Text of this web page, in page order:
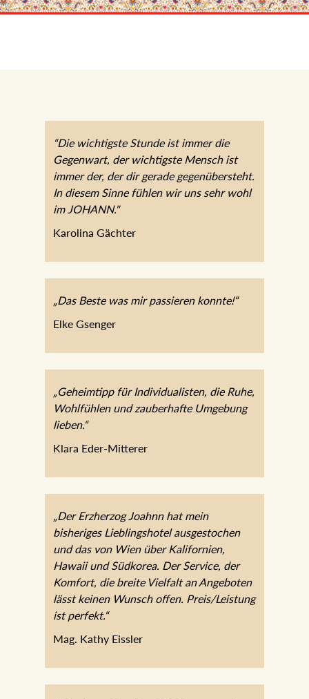
“Die wichtigste Stunde ist immer die
Gegenwart, der wichtigste Mensch ist immer
der, der dir gerade gegenübersteht. In diesem
Sinne fühlen wir uns sehr wohl im JOHANN."
Karolina Gächter
Elke Gsenger
Wohlfühlen und zauberhafte Umgebung
lieben.“
Klara Eder-Mitterer
Lieblingshotel ausgestochen und das von Wien
über Kalifornien, Hawaii und Südkorea. Der
Service, der Komfort, die breite Vielfalt an
Angeboten lässt keinen Wunsch offen.
Preis/Leistung ist perfekt.“
Mag. Kathy Eissler